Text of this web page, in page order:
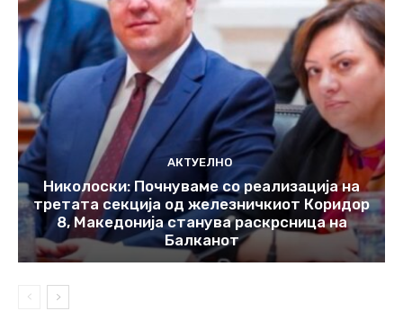
АКТУЕЛНО
Николоски: Почнуваме со реализација на
третата секција од железничкиот Коридор
8, Македонија станува раскрсница на
Балканот